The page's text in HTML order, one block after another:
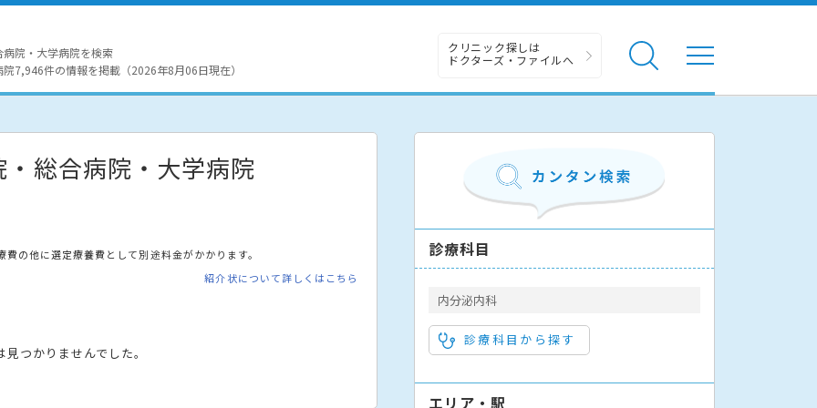
院・大学病院を検索
7,946件の情報を掲載（2026年8月06日現在）
クリニック探しは
ドクターズ・ファイルへ
・総合病院・大学病院
の他に選定療養費として別途料金がかかります。
紹介状について詳しくはこちら
つかりませんでした。
診療科目
内分泌内科
診療科目から探す
エリア・駅